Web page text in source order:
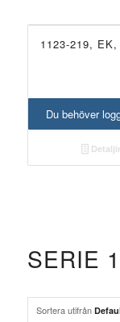
1123-219,
Du behöver
SERIE
Sortera utifrån